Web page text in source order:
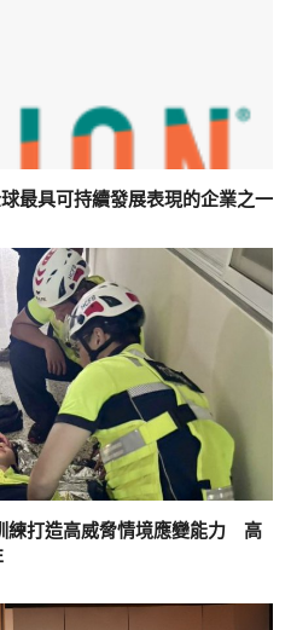
最具可持續發展表現的企業之一
練打造高威脅情境應變能力 高